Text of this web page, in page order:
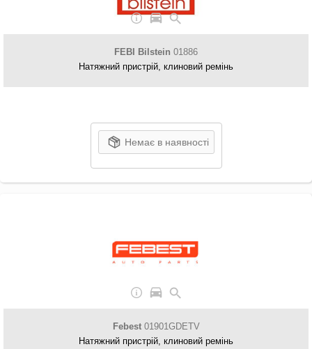
FEBI Bilstein 01886
Натяжний пристрій, клиновий ремінь
Немає в наявності
Febest01901GDETV
Натяжний пристрій, клиновий ремінь